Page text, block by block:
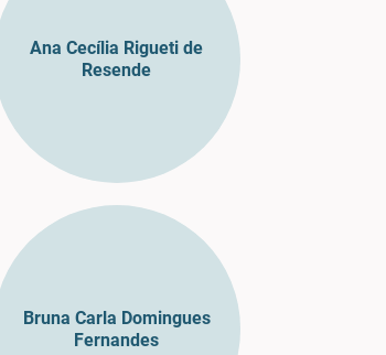
Ana Cecília Rigueti de
Resende
Bruna Carla Domingues
Fernandes